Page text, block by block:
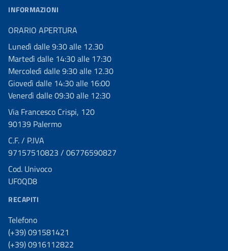
INFORMAZIONI
ORARIO APERTURA
Lunedì dalle 9:30 alle 12.30
Martedì dalle 14:30 alle 17:30
Mercoledì dalle 9:30 alle 12.30
Giovedì dalle 14:30 alle 16:00
Venerdì dalle 09:30 alle 12:30
Via Francesco Crispi, 120
90139 Palermo
C.F. / P.IVA
97157510823 / 06776590827
Cod. Univoco
UF0QD8
RECAPITI
Telefono
(+39) 091581421
(+39) 0916112822